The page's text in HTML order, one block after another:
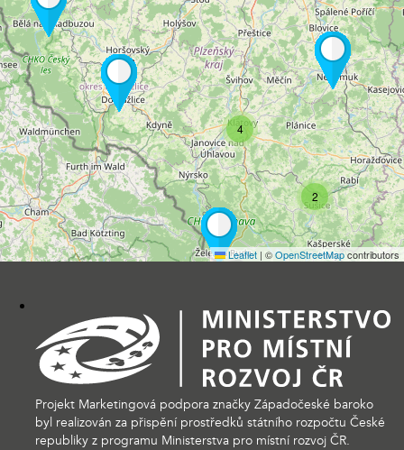
2
4
Leaflet | ©OpenStreetMapcontributors
Projekt Marketingová podpora značky Západočeské baroko
byl realizován za přispění prostředků státního rozpočtu České
republiky z programu Ministerstva pro místní rozvoj ČR.